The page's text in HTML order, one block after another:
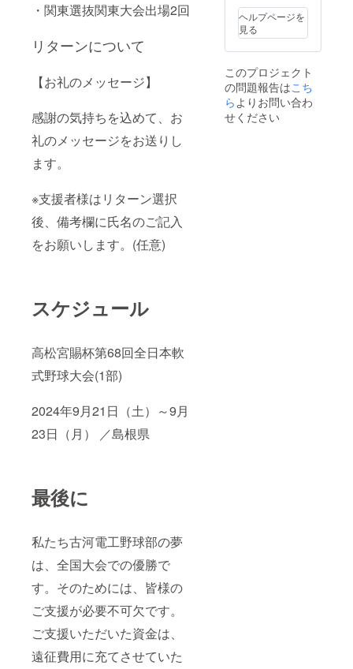
・関東選抜関東大会出場2回
リターンについて
【お礼のメッセージ】
感謝の気持ちを込めて、お
礼のメッセージをお送りし
ます。
※支援者様はリターン選択
後、備考欄に氏名のご記入
をお願いします。(任意)
スケジュール
高松宮賜杯第68回全日本軟
式野球大会(1部)
2024年9月21日（土）～9月
23日（月） ／島根県
最後に
私たち古河電工野球部の夢
は、全国大会での優勝で
す。そのためには、皆様の
ご支援が必要不可欠です。
ご支援いただいた資金は、
遠征費用に充てさせていた
ヘルプページを
見る
このプロジェクト
の問題報告はこち
らよりお問い合わ
せください